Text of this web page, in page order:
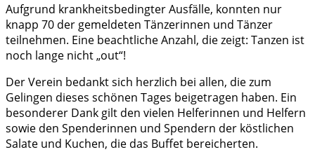
Aufgrund krankheitsbedingter Ausfälle, konnten nur
knapp 70 der gemeldeten Tänzerinnen und Tänzer
teilnehmen. Eine beachtliche Anzahl, die zeigt: Tanzen ist
noch lange nicht „out“!
Der Verein bedankt sich herzlich bei allen, die zum
Gelingen dieses schönen Tages beigetragen haben. Ein
besonderer Dank gilt den vielen Helferinnen und Helfern
sowie den Spenderinnen und Spendern der köstlichen
Salate und Kuchen, die das Buffet bereicherten.